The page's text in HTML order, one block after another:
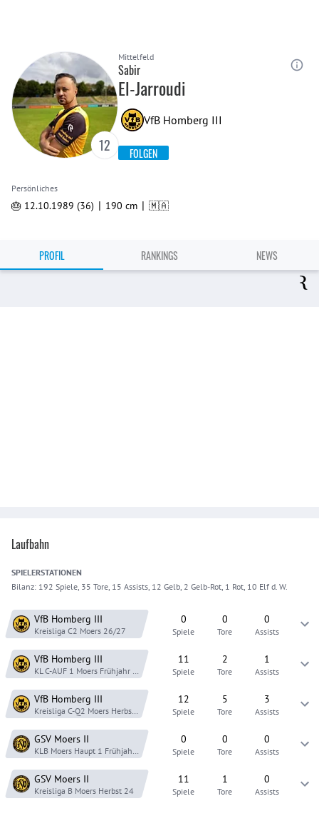
12
Mittelfeld
Sabir
El-Jarroudi
VfB Homberg III
FOLGEN
Persönliches
🎂 12.10.1989 (36) | 190 cm | 🇲🇦
PROFIL RANKINGS NEWS
Laufbahn
SPIELERSTATIONEN
Bilanz: 192 Spiele, 35 Tore, 15 Assists, 12 Gelb, 2 Gelb-Rot, 1 Rot, 10 Elf d. W.
VfB Homberg III
Kreisliga C2 Moers 26/27
0
Spiele
0
Tore
0
Assists
VfB Homberg III
KL C-AUF 1 Moers Frühjahr 26
11
Spiele
2
Tore
1
Assists
VfB Homberg III
Kreisliga C-Q2 Moers Herbst 25
12
Spiele
5
Tore
3
Assists
GSV Moers II
KLB Moers Haupt 1 Frühjahr 25
0
Spiele
0
Tore
0
Assists
GSV Moers II
Kreisliga B Moers Herbst 24
11
Spiele
1
Tore
0
Assists